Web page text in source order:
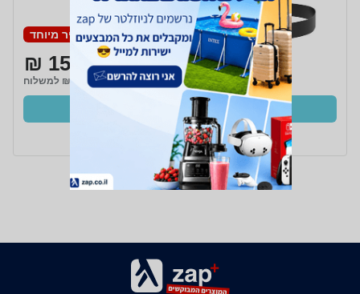
מחיר מיוחד
150 ₪
₪29 למשלוח
קנו עכשיו
ב- Zap